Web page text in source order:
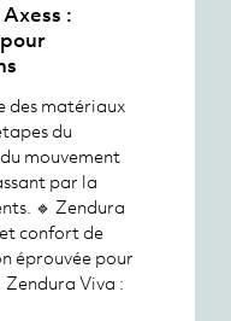
:
des matériaux
du
mouvement
par la
🔹 Zendura
confort de
éprouvée pour
Viva :